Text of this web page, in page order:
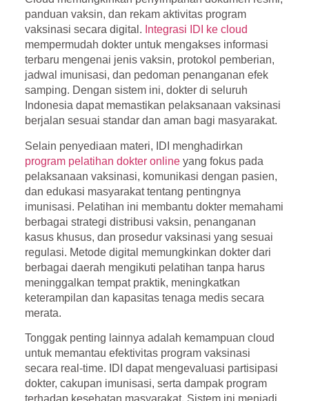
panduan vaksin, dan rekam aktivitas program
vaksinasi secara digital. Integrasi IDI ke cloud
mempermudah dokter untuk mengakses informasi
terbaru mengenai jenis vaksin, protokol pemberian,
jadwal imunisasi, dan pedoman penanganan efek
samping. Dengan sistem ini, dokter di seluruh
Indonesia dapat memastikan pelaksanaan vaksinasi
berjalan sesuai standar dan aman bagi masyarakat.
Selain penyediaan materi, IDI menghadirkan
program pelatihan dokter onlineyang fokus pada
pelaksanaan vaksinasi, komunikasi dengan pasien,
dan edukasi masyarakat tentang pentingnya
imunisasi. Pelatihan ini membantu dokter memahami
berbagai strategi distribusi vaksin, penanganan
kasus khusus, dan prosedur vaksinasi yang sesuai
regulasi. Metode digital memungkinkan dokter dari
berbagai daerah mengikuti pelatihan tanpa harus
meninggalkan tempat praktik, meningkatkan
keterampilan dan kapasitas tenaga medis secara
merata.
Tonggak penting lainnya adalah kemampuan cloud
untuk memantau efektivitas program vaksinasi
secara real-time. IDI dapat mengevaluasi partisipasi
dokter, cakupan imunisasi, serta dampak program
terhadap kesehatan masyarakat. Sistem ini menjadi